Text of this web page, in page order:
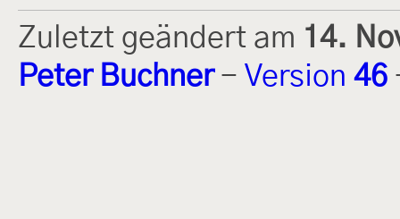
Zuletzt geändert am 14.
Peter Buchner- Version 46